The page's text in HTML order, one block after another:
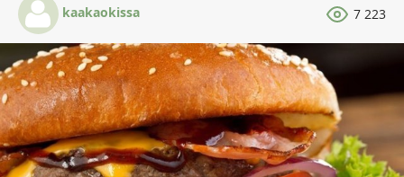
kaakaokissa 7 223